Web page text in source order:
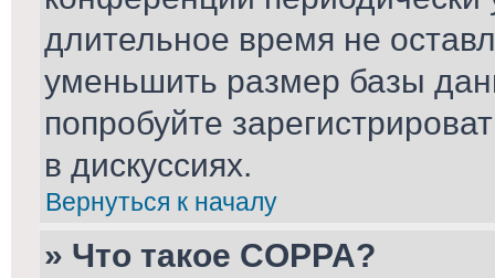
длительное время не
уменьшить размер базы
попробуйте
в дискуссиях.
Вернуться к началу
» Что такое COPPA?